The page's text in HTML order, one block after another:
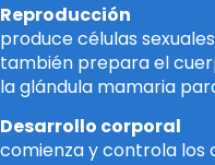
Reproducción
produce células
también prepara el
la glándula mamaria
Desarrollo corporal
comienza y controla los